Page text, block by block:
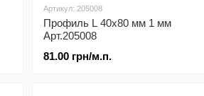
Артикул: 205008
Профиль L 40х80 мм 1 мм
Арт.205008
81.00 грн/м.п.